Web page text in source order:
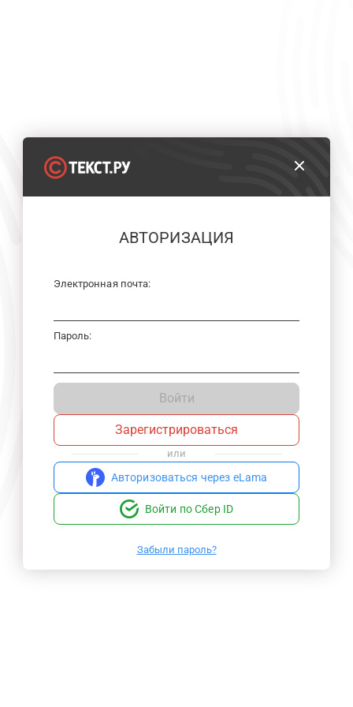
АВТОРИЗАЦИЯ
Электронная почта:
Пароль:
Войти
Зарегистрироваться
или
Авторизоваться через eLama
Войти по Сбер ID
Забыли пароль?